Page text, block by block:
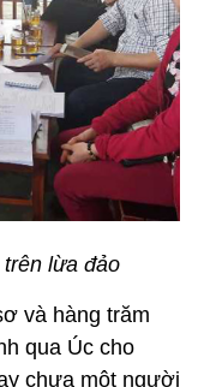
lừa đảo
và hàng trăm
qua Úc cho
chưa một người